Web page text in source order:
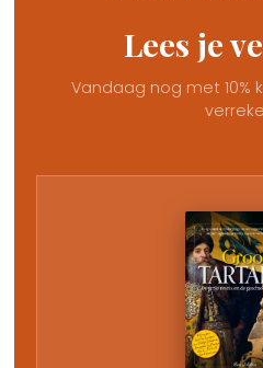
Lees je
Vandaag nog met 10%